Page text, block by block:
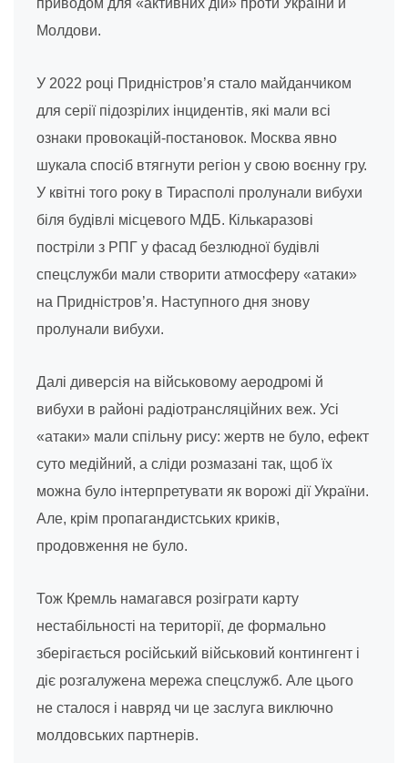
приводом для «активних дій» проти України й
Молдови.
У 2022 році Придністров’я стало майданчиком
для серії підозрілих інцидентів, які мали всі
ознаки провокацій-постановок. Москва явно
шукала спосіб втягнути регіон у свою воєнну гру.
У квітні того року в Тирасполі пролунали вибухи
біля будівлі місцевого МДБ. Кількаразові
постріли з РПГ у фасад безлюдної будівлі
спецслужби мали створити атмосферу «атаки»
на Придністров’я. Наступного дня знову
пролунали вибухи.
Далі диверсія на військовому аеродромі й
вибухи в районі радіотрансляційних веж. Усі
«атаки» мали спільну рису: жертв не було, ефект
суто медійний, а сліди розмазані так, щоб їх
можна було інтерпретувати як ворожі дії України.
Але, крім пропагандистських криків,
продовження не було.
Тож Кремль намагався розіграти карту
нестабільності на території, де формально
зберігається російський військовий контингент і
діє розгалужена мережа спецслужб. Але цього
не сталося і навряд чи це заслуга виключно
молдовських партнерів.